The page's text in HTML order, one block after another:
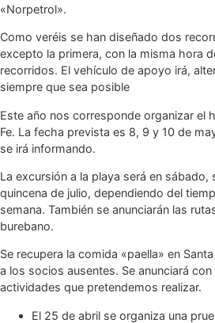
«Norpetrol».
Como veréis se han diseñado dos
excepto la primera, con la misma hora
recorridos. El vehículo de apoyo irá,
siempre que sea posible
Este año nos corresponde organizar el
Fe. La fecha prevista es 8, 9 y 10 de
se irá informando.
La excursión a la playa será en sábado,
quincena de julio, dependiendo del
semana. También se anunciarán las
burebano.
Se recupera la comida «paella» en
a los socios ausentes. Se anunciará
actividades que pretendemos realizar.
El 25 de abril se organiza una